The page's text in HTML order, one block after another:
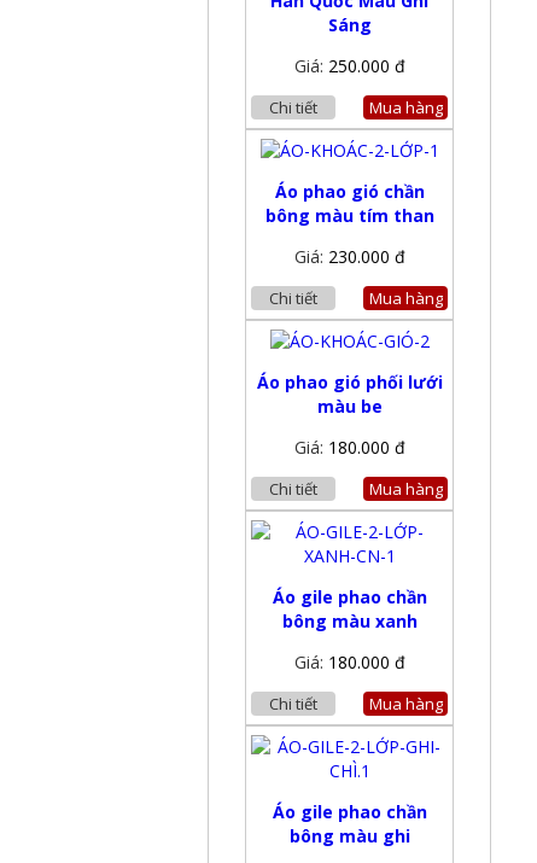
Sáng
Giá: 250.000 đ
Chi tiết Mua hàng
Áo phao gió chần
bông màu tím than
Giá: 230.000 đ
Chi tiết Mua hàng
Áo phao gió phối lưới
màu be
Giá: 180.000 đ
Chi tiết Mua hàng
Áo gile phao chần
bông màu xanh
Giá: 180.000 đ
Chi tiết Mua hàng
Áo gile phao chần
bông màu ghi